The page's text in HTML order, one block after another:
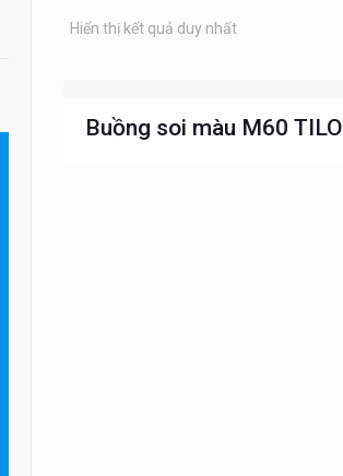
Hiển thị kết quả duy nhất
Buồng soi màu M60 TILO